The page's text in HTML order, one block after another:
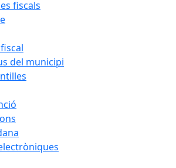
fiscals
del municipi